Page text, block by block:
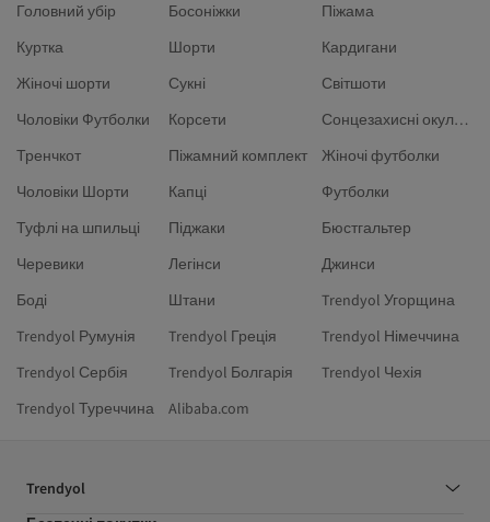
Головний убір
Босоніжки
Піжама
Куртка
Шорти
Кардигани
Жіночі шорти
Сукні
Світшоти
Чоловіки Футболки
Корсети
Сонцезахисні окуляри
Тренчкот
Піжамний комплект
Жіночі футболки
Чоловіки Шорти
Капці
Футболки
Туфлі на шпильці
Піджаки
Бюстгальтер
Черевики
Легінси
Джинси
Боді
Штани
Trendyol Угорщина
Trendyol Румунія
Trendyol Греція
Trendyol Німеччина
Trendyol Сербія
Trendyol Болгарія
Trendyol Чехія
Trendyol Туреччина
Alibaba.com
Trendyol